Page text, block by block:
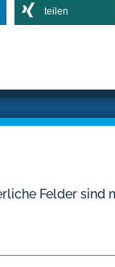
teilen
Felder sind